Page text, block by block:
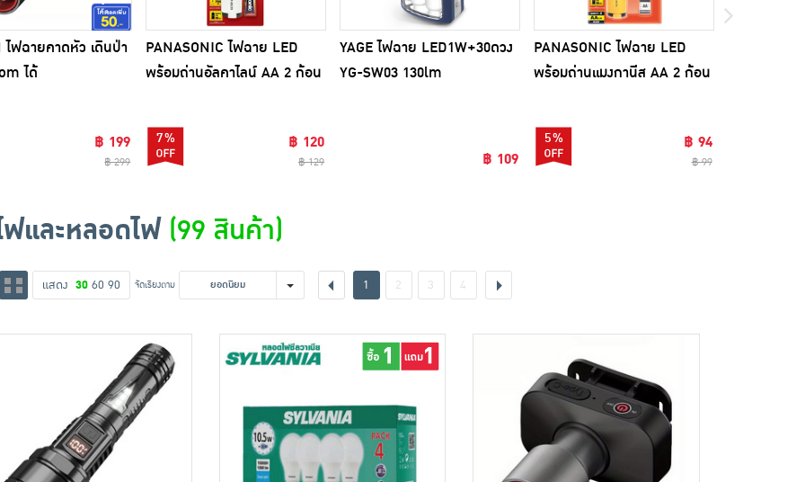
ไฟฉายคาดหัว เดินป่า
ได้
฿ 199
฿ 299
PANASONIC ไฟฉาย LED
พร้อมถ่านอัลคาไลน์ AA 2 ก้อน
7% ฿ 120
฿ 129
YAGE ไฟฉาย LED1W+30ดวง
YG-SW03 130lm
฿ 109
PANASONIC ไฟฉาย LED
พร้อมถ่านแมงกานีส AA 2 ก้อน
5% ฿ 94
฿ 99
ฟและหลอดไฟ(99 สินค้า)
แสดง 30 60 90 จัดเรียงตาม ยอดนิยม 1 2 3 4